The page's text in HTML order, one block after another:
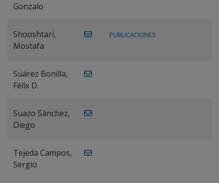
Gonzalo
Shooshtari,
Mostafa
PUBLICACIONES
Suárez Bonilla,
Félix D.
Suazo Sánchez,
Diego
Tejeda Campos,
Sergio